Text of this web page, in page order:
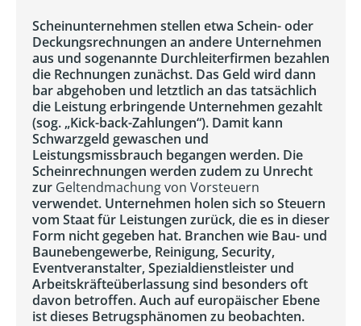
Scheinunternehmen stellen etwa Schein- oder
Deckungsrechnungen an andere Unternehmen
aus und sogenannte Durchleiterfirmen bezahlen
die Rechnungen zunächst. Das Geld wird dann
bar abgehoben und letztlich an das tatsächlich
die Leistung erbringende Unternehmen gezahlt
(sog. „Kick-back-Zahlungen“). Damit kann
Schwarzgeld gewaschen und
Leistungsmissbrauch begangen werden. Die
Scheinrechnungen werden zudem zu Unrecht
zur Geltendmachung von Vorsteuern
verwendet. Unternehmen holen sich so Steuern
vom Staat für Leistungen zurück, die es in dieser
Form nicht gegeben hat. Branchen wie Bau- und
Baunebengewerbe, Reinigung, Security,
Eventveranstalter, Spezialdienstleister und
Arbeitskräfteüberlassung sind besonders oft
davon betroffen. Auch auf europäischer Ebene
ist dieses Betrugsphänomen zu beobachten.